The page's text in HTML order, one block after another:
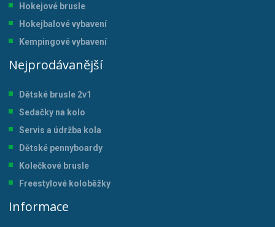
Hokejové brusle
Hokejbalové vybavení
Kempingové vybavení
Nejprodávanější
Dětské brusle 2v1
Sedačky na kolo
Servis a údržba kola
Dětské pennyboardy
Kolečkové brusle
Freestylové koloběžky
Informace